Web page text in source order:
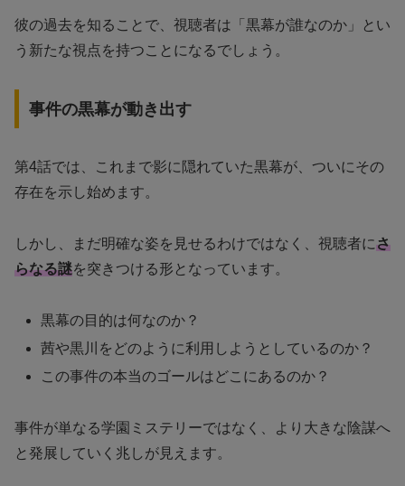
彼の過去を知ることで、視聴者は「黒幕が誰なのか」とい
う新たな視点を持つことになるでしょう。
事件の黒幕が動き出す
第4話では、これまで影に隠れていた黒幕が、ついにその
存在を示し始めます。
しかし、まだ明確な姿を見せるわけではなく、視聴者にさ
らなる謎を突きつける形となっています。
黒幕の目的は何なのか？
茜や黒川をどのように利用しようとしているのか？
この事件の本当のゴールはどこにあるのか？
事件が単なる学園ミステリーではなく、より大きな陰謀へ
と発展していく兆しが見えます。